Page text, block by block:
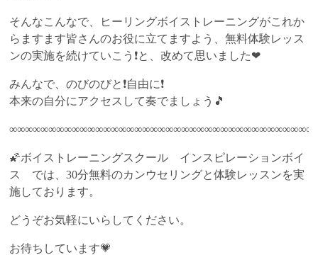
そんなこんなで、ヒーリングボイストレーニングがこれか
らますます皆さんのお役に立てますよう、無料体験レッス
ンの実施を続けていこう❗と、改めて思いました❤
みんなで、のびのびと❗自由に❗
本来の自分にアクセスして奏でましょう🎵
∞∞∞∞∞∞∞∞∞∞∞∞∞∞∞∞∞∞∞∞∞∞∞∞∞∞∞∞∞∞∞∞∞∞∞∞∞∞∞
🌠ボイストレーニングスクール インスピレーションボイ
ス では、30分無料のカンウセリングと体験レッスンを実
施しております。
どうぞお気軽にいらしてください。
お待ちしています💗